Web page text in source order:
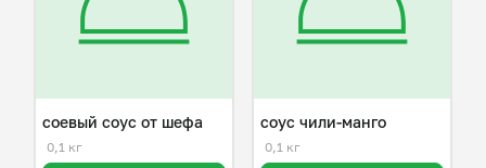
соевый соус от шефа
0,1 кг
соус чили-манго
0,1 кг